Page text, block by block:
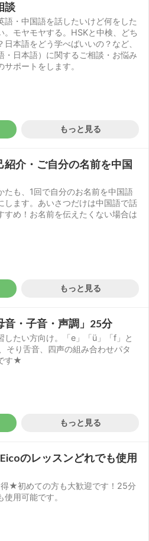
談
語・中国語を話したいけど何をした
。モヤモヤする。HSKと中検、どち
日本語をどう学べばいいの？など、
・日本語）に関するご相談・お悩み
ポートをします。
もっと見る
紹介・ご自分の名前を中国
たも、1回で自分のお名前を中国語
します。あいさつだけは中国語で話
すめ！お名前を伝えたくない場合は
もっと見る
音・子音・声調」25分
したい方向け。「e」「ü」「f」と
そり舌音、四声の組み合わせパタ
す★
もっと見る
のレッスンどれでも使用
★初めての方も大歓迎です！25分
用可能です。